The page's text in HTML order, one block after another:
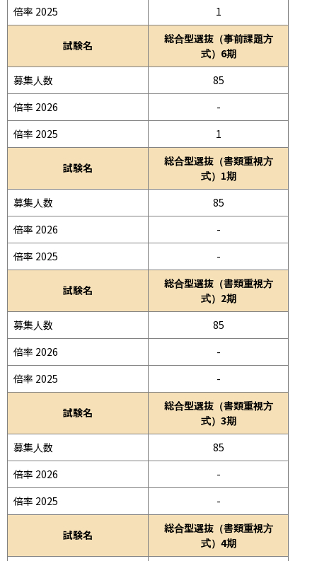
倍率 2025 1
試験名
総合型選抜（事前課題方
式）6期
募集人数
85
倍率 2026
-
倍率 2025
1
試験名
総合型選抜（書類重視方
式）1期
募集人数
85
倍率 2026
-
倍率 2025
-
試験名
総合型選抜（書類重視方
式）2期
募集人数
85
倍率 2026
-
倍率 2025
-
試験名
総合型選抜（書類重視方
式）3期
募集人数
85
倍率 2026
-
倍率 2025
-
試験名
総合型選抜（書類重視方
式）4期